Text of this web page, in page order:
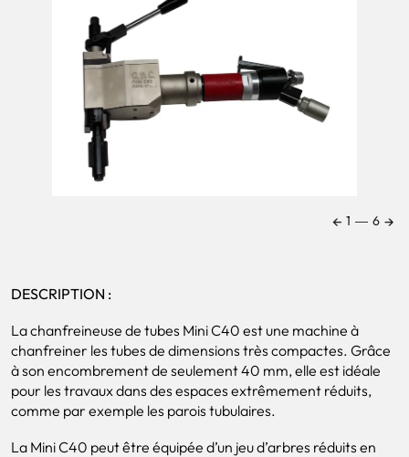
← 1 ― 6 →
DESCRIPTION :
La chanfreineuse de tubes Mini C40 est une machine à
chanfreiner les tubes de dimensions très compactes. Grâce
à son encombrement de seulement 40 mm, elle est idéale
pour les travaux dans des espaces extrêmement réduits,
comme par exemple les parois tubulaires.
La Mini C40 peut être équipée d’un jeu d’arbres réduits en